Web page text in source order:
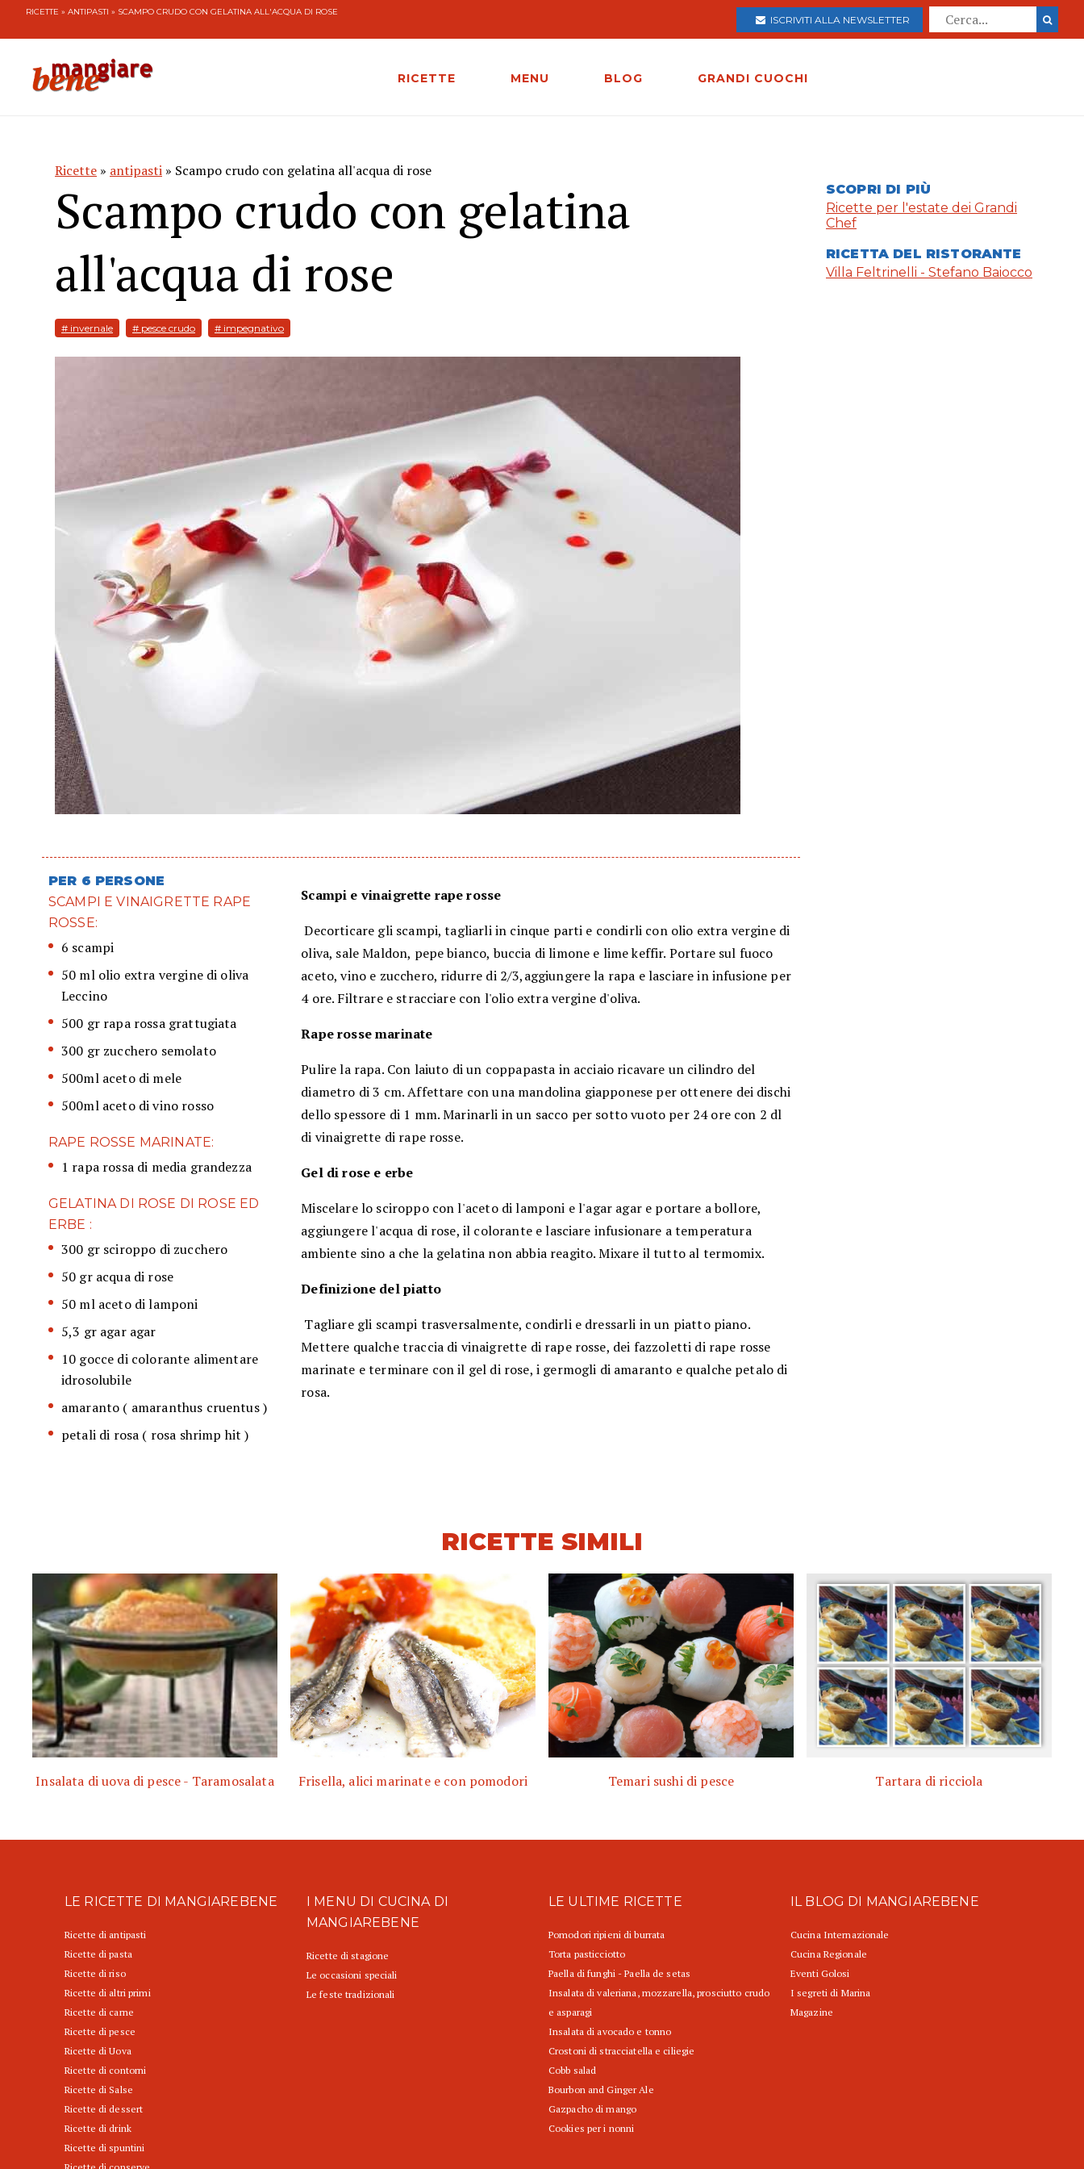
RICETTE » ANTIPASTI » SCAMPO CRUDO CON GELATINA ALL'ACQUA DI ROSE
ISCRIVITI ALLA NEWSLETTER
RICETTE MENU BLOG GRANDI CUOCHI
Ricette » antipasti » Scampo crudo con gelatina all'acqua di rose
Scampo crudo con gelatina
all'acqua di rose
# invernale # pesce crudo # impegnativo
PER 6 PERSONE
SCAMPI E VINAIGRETTE RAPE
ROSSE:
6 scampi
50 ml olio extra vergine di oliva
Leccino
500 gr rapa rossa grattugiata
300 gr zucchero semolato
500ml aceto di mele
500ml aceto di vino rosso
RAPE ROSSE MARINATE:
1 rapa rossa di media grandezza
GELATINA DI ROSE DI ROSE ED
ERBE :
300 gr sciroppo di zucchero
50 gr acqua di rose
50 ml aceto di lamponi
5,3 gr agar agar
10 gocce di colorante alimentare
idrosolubile
amaranto ( amaranthus cruentus )
petali di rosa ( rosa shrimp hit )
Scampi e vinaigrette rape rosse
Decorticare gli scampi, tagliarli in cinque parti e condirli con olio extra vergine di
oliva, sale Maldon, pepe bianco, buccia di limone e lime keffir. Portare sul fuoco
aceto, vino e zucchero, ridurre di 2/3,aggiungere la rapa e lasciare in infusione per
4 ore. Filtrare e stracciare con l'olio extra vergine d'oliva.
Rape rosse marinate
Pulire la rapa. Con laiuto di un coppapasta in acciaio ricavare un cilindro del
diametro di 3 cm. Affettare con una mandolina giapponese per ottenere dei dischi
dello spessore di 1 mm. Marinarli in un sacco per sotto vuoto per 24 ore con 2 dl
di vinaigrette di rape rosse.
Gel di rose e erbe
Miscelare lo sciroppo con l'aceto di lamponi e l'agar agar e portare a bollore,
aggiungere l'acqua di rose, il colorante e lasciare infusionare a temperatura
ambiente sino a che la gelatina non abbia reagito. Mixare il tutto al termomix.
Definizione del piatto
Tagliare gli scampi trasversalmente, condirli e dressarli in un piatto piano.
Mettere qualche traccia di vinaigrette di rape rosse, dei fazzoletti di rape rosse
marinate e terminare con il gel di rose, i germogli di amaranto e qualche petalo di
rosa.
SCOPRI DI PIÙ
Ricette per l'estate dei Grandi
Chef
RICETTA DEL RISTORANTE
Villa Feltrinelli - Stefano Baiocco
RICETTE SIMILI
Insalata di uova di pesce - Taramosalata Frisella, alici marinate e con pomodori Temari sushi di pesce Tartara di ricciola
LE RICETTE DI MANGIAREBENE
Ricette di antipasti
Ricette di pasta
Ricette di riso
Ricette di altri primi
Ricette di carne
Ricette di pesce
Ricette di Uova
Ricette di contorni
Ricette di Salse
Ricette di dessert
Ricette di drink
Ricette di spuntini
I MENU DI CUCINA DI
MANGIAREBENE
Ricette di stagione
Le occasioni speciali
Le feste tradizionali
LE ULTIME RICETTE
Pomodori ripieni di burrata
Torta pasticciotto
Paella di funghi - Paella de setas
Insalata di valeriana, mozzarella, prosciutto crudo
e asparagi
Insalata di avocado e tonno
Crostoni di stracciatella e ciliegie
Cobb salad
Bourbon and Ginger Ale
Gazpacho di mango
Cookies per i nonni
IL BLOG DI MANGIAREBENE
Cucina Internazionale
Cucina Regionale
Eventi Golosi
I segreti di Marina
Magazine